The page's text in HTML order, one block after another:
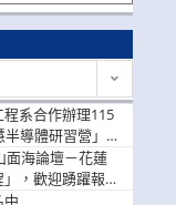
系合作辦理115
導體研習營」，
面海論壇－花蓮
，歡迎踴躍報名